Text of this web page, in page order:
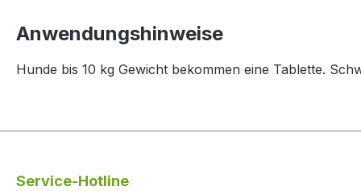
Anwendungshinweise
Hunde bis 10 kg Gewicht bekommen eine Tablette.
Service-Hotline